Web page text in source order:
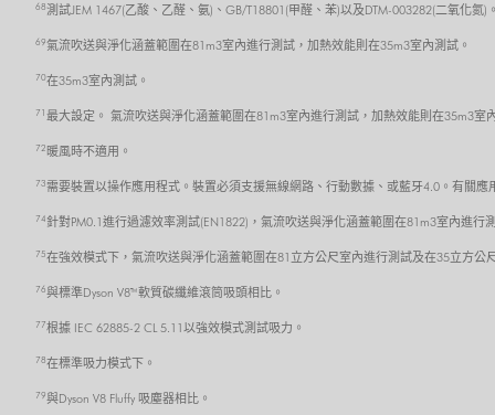
68 測試JEM 1467(乙酸、乙醛、氨)、GB/T18801(甲醛、苯)以及DTM-003282(二氧化
69氣流吹送與淨化涵蓋範圍在81m3室內進行測試，加熱效能則在35m3室內測試。
70在35m3室內測試。
71 最大設定。 氣流吹送與淨化涵蓋範圍在81m3室內進行測試，加熱效能則在35m3室
72 暖風時不適用。
73 需要裝置以操作應用程式。裝置必須支援無線網路、行動數據、或藍牙4.0。有關
74 針對PM0.1進行過濾效率測試(EN1822)，氣流吹送與淨化涵蓋範圍在81m3室內進行
75在強效模式下，氣流吹送與淨化涵蓋範圍在81立方公尺室內進行測試及在35立方公
76與標準Dyson V8™ 軟質碳纖維滾筒吸頭相比。
77根據 IEC 62885-2 CL 5.11以強效模式測試吸力。
78在標準吸力模式下。
79與Dyson V8 Fluffy 吸塵器相比。